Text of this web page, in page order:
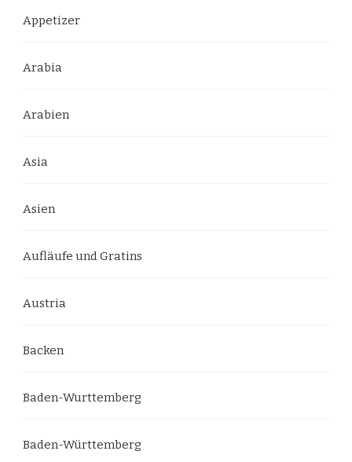
Appetizer
Arabia
Arabien
Asia
Asien
Aufläufe und Gratins
Austria
Backen
Baden-Wurttemberg
Baden-Württemberg